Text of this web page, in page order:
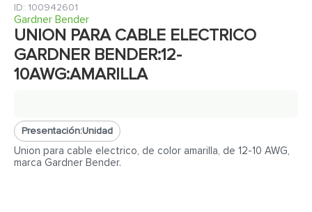
: 100942601
Gardner Bender
UNION PARA CABLE ELECTRICO
GARDNER BENDER:12-
10AWG:AMARILLA
Presentación:Unidad
Union para cable electrico, de color amarilla, de 12-10 AWG,
marca Gardner Bender.
9
pantry